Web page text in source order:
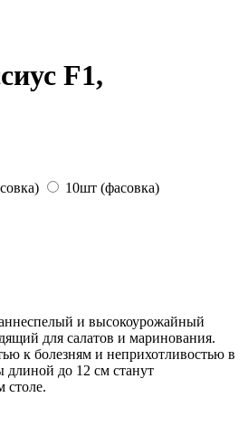
F1,
10шт (фасовка)
и высокоурожайный
для салатов и маринования.
к болезням и неприхотливостью в
до 12 см станут
столе.